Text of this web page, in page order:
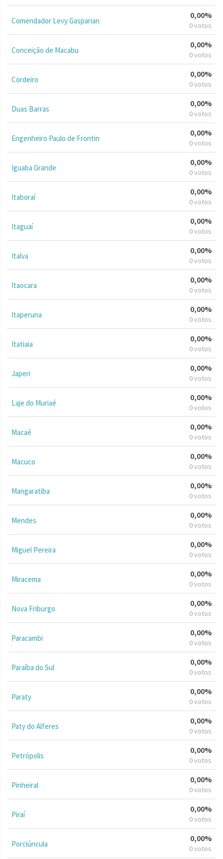
Comendador Levy Gasparian
0,00%
0 votos
Conceição de Macabu
0,00%
0 votos
Cordeiro
0,00%
0 votos
Duas Barras
0,00%
0 votos
Engenheiro Paulo de Frontin
0,00%
0 votos
Iguaba Grande
0,00%
0 votos
Itaboraí
0,00%
0 votos
Itaguaí
0,00%
0 votos
Italva
0,00%
0 votos
Itaocara
0,00%
0 votos
Itaperuna
0,00%
0 votos
Itatiaia
0,00%
0 votos
Japeri
0,00%
0 votos
Laje do Muriaé
0,00%
0 votos
Macaé
0,00%
0 votos
Macuco
0,00%
0 votos
Mangaratiba
0,00%
0 votos
Mendes
0,00%
0 votos
Miguel Pereira
0,00%
0 votos
Miracema
0,00%
0 votos
Nova Friburgo
0,00%
0 votos
Paracambi
0,00%
0 votos
Paraíba do Sul
0,00%
0 votos
Paraty
0,00%
0 votos
Paty do Alferes
0,00%
0 votos
Petrópolis
0,00%
0 votos
Pinheiral
0,00%
0 votos
Piraí
0,00%
0 votos
Porciúncula
0,00%
0 votos